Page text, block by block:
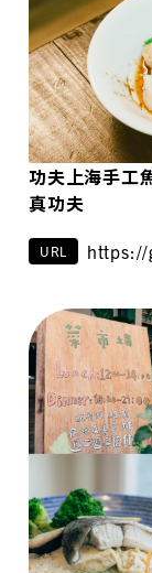
功夫上海手工
真功夫
URL